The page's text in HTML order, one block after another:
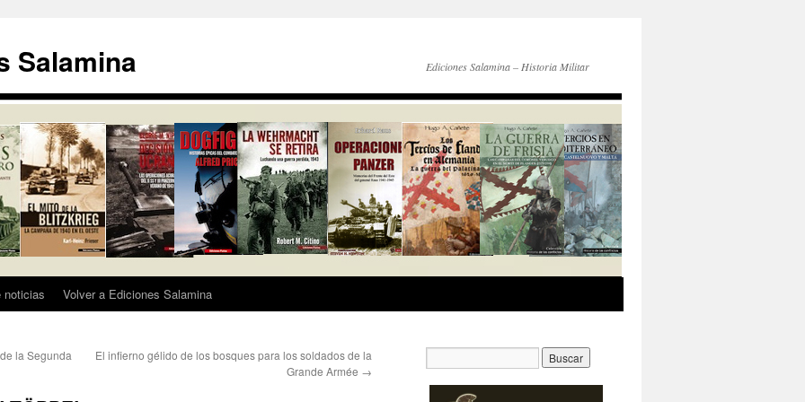
Salamina Ediciones Salamina – Historia Militar
noticias Volver a Ediciones Salamina
la Segunda
El infierno gélido de los bosques para los soldados de la
Grande Armée →